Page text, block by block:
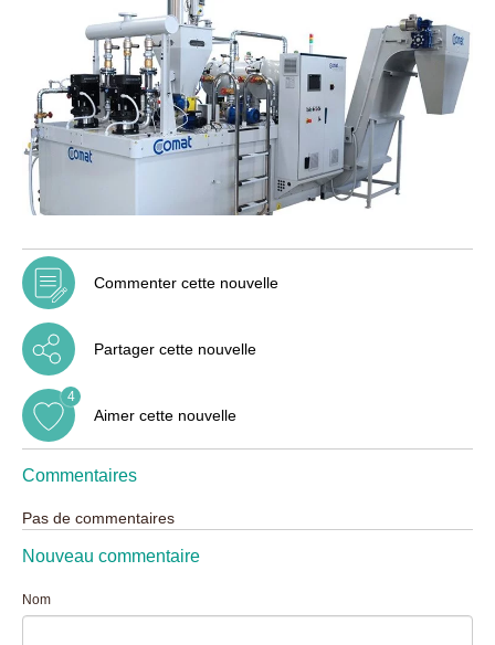
Commenter cette nouvelle
Partager cette nouvelle
Aimer cette nouvelle
4
Commentaires
Pas de commentaires
Nouveau commentaire
Nom